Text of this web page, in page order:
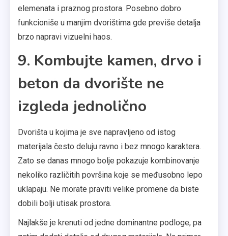
elemenata i praznog prostora. Posebno dobro
funkcioniše u manjim dvorištima gde previše detalja
brzo napravi vizuelni haos.
9. Kombujte kamen, drvo i
beton da dvorište ne
izgleda jednolično
Dvorišta u kojima je sve napravljeno od istog
materijala često deluju ravno i bez mnogo karaktera.
Zato se danas mnogo bolje pokazuje kombinovanje
nekoliko različitih površina koje se međusobno lepo
uklapaju. Ne morate praviti velike promene da biste
dobili bolji utisak prostora.
Najlakše je krenuti od jedne dominantne podloge, pa